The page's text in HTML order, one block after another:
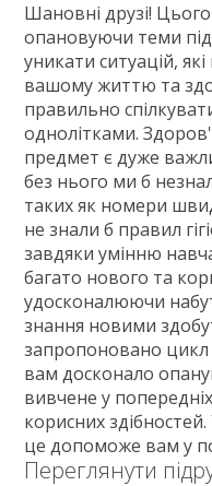
10 клас
11 клас
ГДЗ
Статті
Зв'язок
Політика
Шановні друзі!
опановуючи теми
уникати ситуацій,
вашому життю та
правильно
однолітками.
предмет є дуже
без нього ми б
таких як номери
не знали б правил
завдяки умінню
багато нового та
удосконалюючи
знання новими
запропоновано
вам досконало
вивчене у
корисних
це допоможе вам у
Переглянути